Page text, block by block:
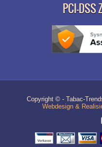
PCI-
Copyright © - Tabac-
Webdesign &